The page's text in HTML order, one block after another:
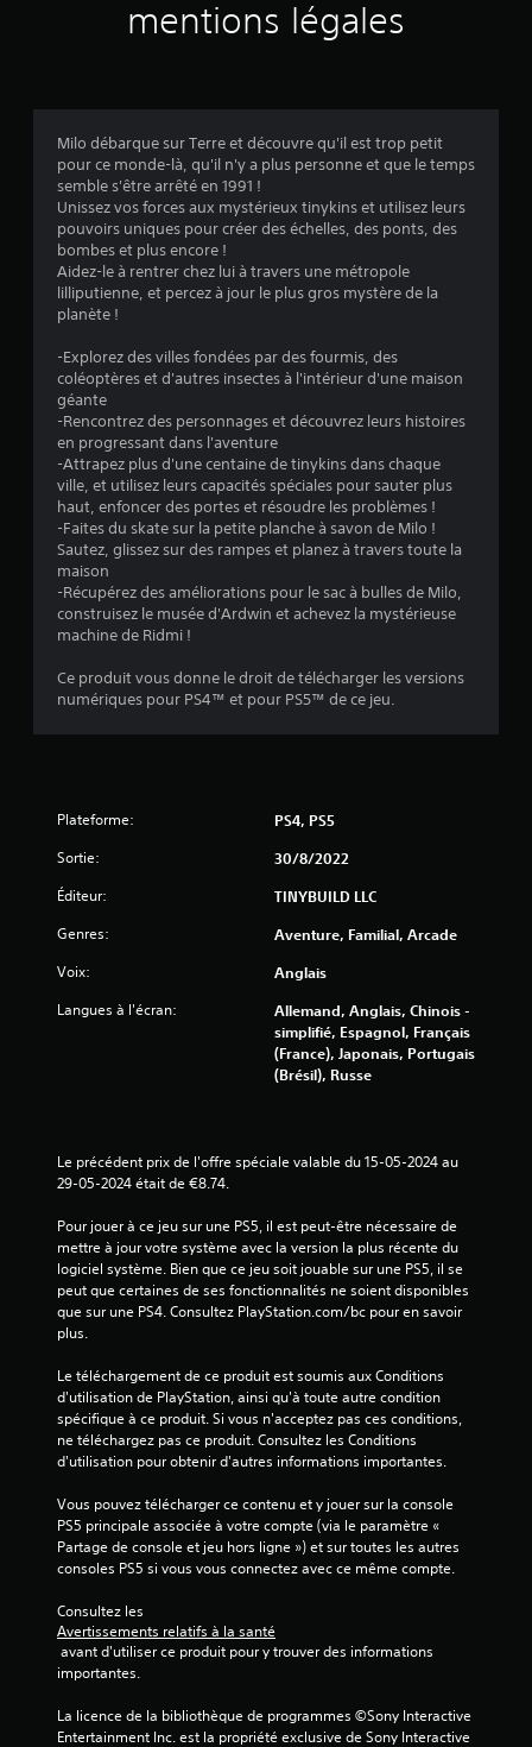
4
t
o
i
l
e
(
6
2
v
i
s
)
mentions légales
Milo débarque sur Terre et découvre qu'il est trop petit
pour ce monde-là, qu'il n'y a plus personne et que le temps
semble s'être arrêté en 1991 !
Unissez vos forces aux mystérieux tinykins et utilisez leurs
pouvoirs uniques pour créer des échelles, des ponts, des
bombes et plus encore !
Aidez-le à rentrer chez lui à travers une métropole
lilliputienne, et percez à jour le plus gros mystère de la
planète !
-Explorez des villes fondées par des fourmis, des
coléoptères et d'autres insectes à l'intérieur d'une maison
géante
-Rencontrez des personnages et découvrez leurs histoires
en progressant dans l'aventure
-Attrapez plus d'une centaine de tinykins dans chaque
ville, et utilisez leurs capacités spéciales pour sauter plus
haut, enfoncer des portes et résoudre les problèmes !
-Faites du skate sur la petite planche à savon de Milo !
Sautez, glissez sur des rampes et planez à travers toute la
maison
-Récupérez des améliorations pour le sac à bulles de Milo,
construisez le musée d'Ardwin et achevez la mystérieuse
machine de Ridmi !
Ce produit vous donne le droit de télécharger les versions
numériques pour PS4™ et pour PS5™ de ce jeu.
Plateforme: PS4, PS5
Sortie: 30/8/2022
Éditeur: TINYBUILD LLC
Genres: Aventure, Familial, Arcade
Voix: Anglais
Langues à l'écran:
Allemand, Anglais, Chinois -
simplifié, Espagnol, Français
(France), Japonais, Portugais
(Brésil), Russe
Le précédent prix de l'offre spéciale valable du 15-05-2024 au
29-05-2024 était de €8.74.
Pour jouer à ce jeu sur une PS5, il est peut-être nécessaire de
mettre à jour votre système avec la version la plus récente du
logiciel système. Bien que ce jeu soit jouable sur une PS5, il se
peut que certaines de ses fonctionnalités ne soient disponibles
que sur une PS4. Consultez PlayStation.com/bc pour en savoir
plus.
Le téléchargement de ce produit est soumis aux Conditions
d'utilisation de PlayStation, ainsi qu'à toute autre condition
spécifique à ce produit. Si vous n'acceptez pas ces conditions,
ne téléchargez pas ce produit. Consultez les Conditions
d'utilisation pour obtenir d'autres informations importantes.
Vous pouvez télécharger ce contenu et y jouer sur la console
PS5 principale associée à votre compte (via le paramètre «
Partage de console et jeu hors ligne ») et sur toutes les autres
consoles PS5 si vous vous connectez avec ce même compte.
Consultez les
Avertissements relatifs à la santé
importantes.
La licence de la bibliothèque de programmes ©Sony Interactive
Entertainment Inc. est la propriété exclusive de Sony Interactive